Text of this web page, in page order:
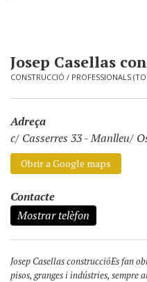
Josep Casellas
CONSTRUCCIÓ / PROFESSIONALS
Adreça
c/ Casserres 33-Manlleu/
Obrir a Google maps
Contacte
Mostrar telèfon
Josep Casellas construccióEs fan
pisos, granges i indústries, sempre